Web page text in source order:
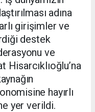
adına
girişimler ve
destek
ve
Hisarcıklıoğlu’na
hayırlı
yer verildi.